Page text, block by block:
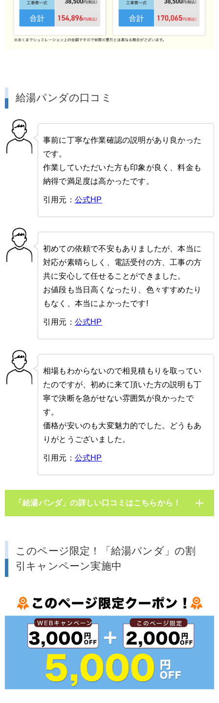
給湯パンダの口コミ
事前に丁寧な作業確認の説明があり良かった
です。
作業していただいた方も印象が良く、料金も
納得で満足度は高かったです。
引用元： 公式HP
初めての依頼で不安もありましたが、本当に
対応が素晴らしく、電話受付の方、工事の方
共に安心して任せることができました。
お値段も当日高くなったり、色々すすめたり
もなく、本当によかったです!
引用元： 公式HP
相場もわからないので相見積もりを取ってい
たのですが、初めに来て頂いた方の説明も丁
寧で決断を急がせない雰囲気が良かったで
す。
価格が安いのも大変魅力的でした。どうもあ
りがとうございました。
引用元： 公式HP
「給湯パンダ」の詳しい口コミはこちらから！
このページ限定！「給湯パンダ」の割
引キャンペーン実施中